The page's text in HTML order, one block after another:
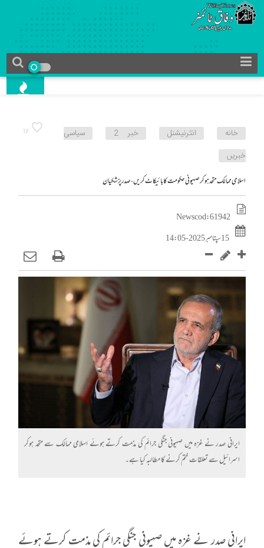
16 خانه انٹرنیشنل خبر 2
سیاسی
خبریں
اسلامی ممالک متحد ہوکر صہیونی حکومت کا بائیکاٹ کریں، صدر پزشکیان
News cod : 61942
15 سپتامبر 2025 - 14:05
ایرانی صدر نے غزہ میں صہیونی جنگی جرائم کی مذمت کرتے ہوئے اسلامی ممالک سے متحد ہوکر
اسرائیل سے تعلقات ختم کرنے کا مطالبہ کیا ہے۔
ایرانی صدر نے غزہ میں صہیونی جنگی جرائم کی مذمت کرتے ہوئے